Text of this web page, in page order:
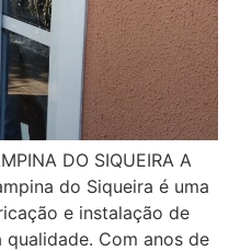
DO SIQUEIRA A
do Siqueira é uma
e instalação de
Com anos de